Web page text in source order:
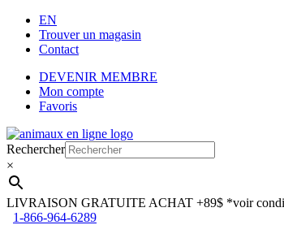
EN
Trouver un magasin
Contact
DEVENIR MEMBRE
Mon compte
Favoris
Aller
à
la
navigation
Aller
au
contenu
Rechercher
×
LIVRAISON GRATUITE ACHAT +89$ *voir
1-866-964-6289